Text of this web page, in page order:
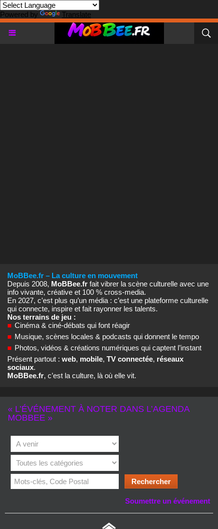
Powered by Translate
MoBBee.fr – La culture en mouvement
Depuis 2008, MoBBee.fr fait vibrer la scène culturelle avec une
info vivante, créative et 100 % cross‑media.
En 2027, c’est plus qu’un média : c’est une plateforme culturelle
qui connecte, inspire et fait rayonner les talents.
Nos terrains de jeu :
■ Cinéma & ciné‑débats qui font réagir
■ Musique, scènes locales & podcasts qui donnent le tempo
■ Photos, vidéos & créations numériques qui captent l’instant
Présent partout : web, mobile, TV connectée, réseaux
sociaux.
MoBBee.fr, c’est la culture, là où elle vit.
« L’ÉVÉNEMENT À NOTER DANS L’AGENDA
MOBBEE »
Soumettre un événement